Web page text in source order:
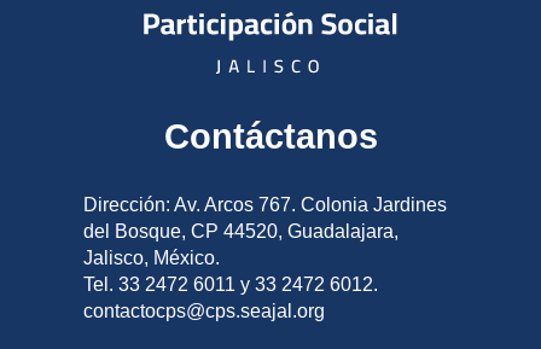
Contáctanos
Dirección: Av. Arcos 767. Colonia Jardines
del Bosque, CP 44520, Guadalajara,
Jalisco, México.
Tel. 33 2472 6011 y 33 2472 6012.
contactocps@cps.seajal.org